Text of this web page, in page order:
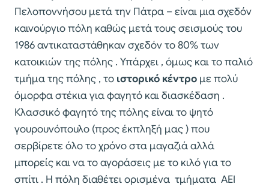
Πελοποννήσου μετά την Πάτρα – είναι μια σχεδόν
καινούργιο πόλη καθώς μετά τους σεισμούς του
1986 αντικαταστάθηκαν σχεδόν το 80% των
κατοικιών της πόλης . Υπάρχει , όμως και το παλιό
τμήμα της πόλης , το ιστορικό κέντρο με πολύ
όμορφα στέκια για φαγητό και διασκέδαση .
Κλασσικό φαγητό της πόλης είναι το ψητό
γουρουνόπουλο (προς έκπληξή μας ) που
σερβίρετε όλο το χρόνο στα μαγαζιά αλλά
μπορείς και να το αγοράσεις με το κιλό για το
σπίτι . Η πόλη διαθέτει ορισμένα τμήματα ΑΕΙ